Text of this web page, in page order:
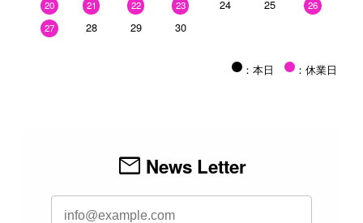
20
21 22 23 24 25
26
27
28 29 30
：本日 ：休業日
mail News Letter